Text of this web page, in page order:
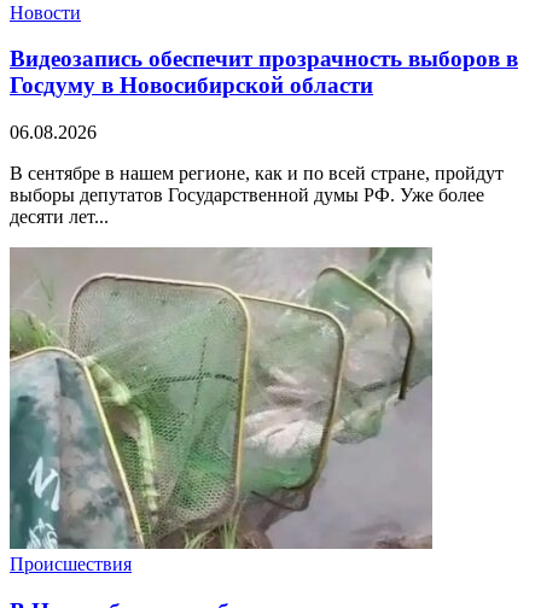
Новости
Видеозапись обеспечит прозрачность выборов в
Госдуму в Новосибирской области
06.08.2026
В сентябре в нашем регионе, как и по всей стране, пройдут
выборы депутатов Государственной думы РФ. Уже более
десяти лет...
Происшествия